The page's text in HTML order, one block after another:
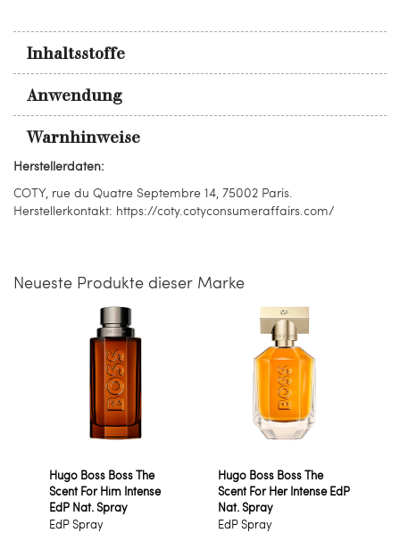
Inhaltsstoffe
Anwendung
Warnhinweise
Herstellerdaten:
COTY, rue du Quatre Septembre 14, 75002 Paris.
Herstellerkontakt: https://coty.cotyconsumeraffairs.com/
Neueste Produkte dieser Marke
Hugo Boss Boss The
Scent For Him Intense
EdP Nat. Spray
EdP Spray
Hugo Boss Boss The
Scent For Her Intense EdP
Nat. Spray
EdP Spray